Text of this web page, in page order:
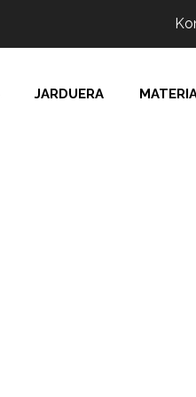
JARDUERA